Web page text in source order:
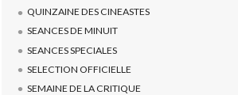
QUINZAINE DES CINEASTES
SEANCES DE MINUIT
SEANCES SPECIALES
SELECTION OFFICIELLE
SEMAINE DE LA CRITIQUE